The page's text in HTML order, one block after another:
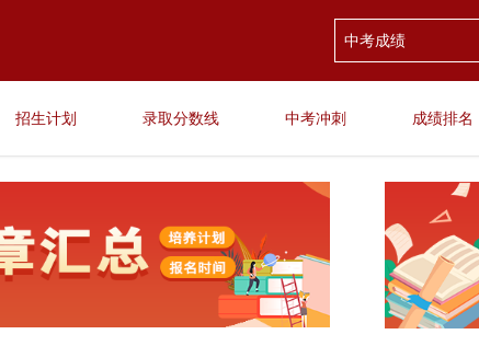
招生计划 录取分数线 中考冲刺 成绩排名